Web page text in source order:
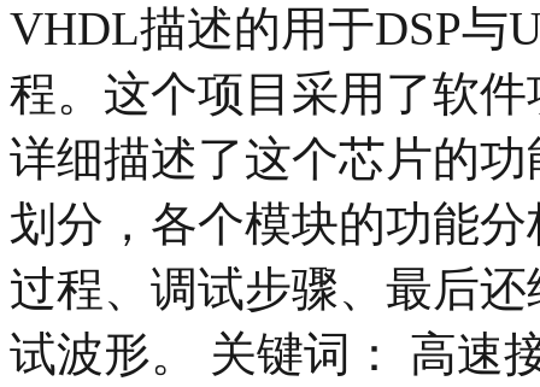
VHDL描述的用于DSP与
程。这个项目采用了软
详细描述了这个芯片的
划分，各个模块的功能
过程、调试步骤、最后
试波形。 关键词： 高速